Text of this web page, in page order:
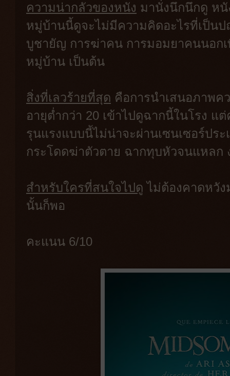
ความน่ากลัวของหนัง มานั่งนึกนึกดู หนั
หมู่บ้านนี้ดูจะไม่มีความคิดอะไรที่เป็น
บูชายัญ การฆ่าคน การมอมยาคนนอก
หมู่บ้าน เป็นต้น
สิ่งที่เลวร้ายที่สุด คือการนำเสนอภาพค
อายุต่ำกว่า 20 เข้าไปดูฉากนี้ในโรง แ
รุนแรงแบบนี้ไม่น่าจะผ่านเซนเซอร์ประ
กระโดดฆ่าตัวตาย ฉากทุบหัวจนแหลก
สำหรับใครที่สนใจไปดู ไม่ต้องคาดหวั
นั้นก็พอ
คะแนน 6/10